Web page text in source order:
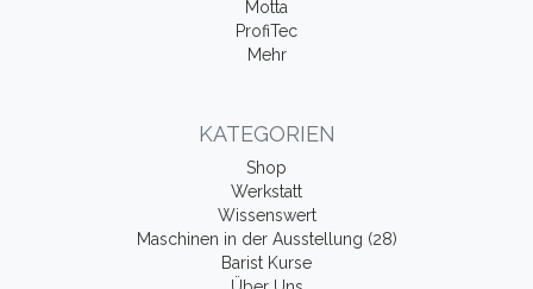
Motta
ProfiTec
Mehr
KATEGORIEN
Shop
Werkstatt
Wissenswert
Maschinen in der Ausstellung (28)
Barist Kurse